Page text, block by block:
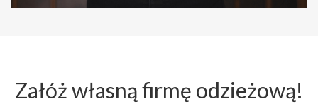
Załóż własną firmę odzieżową!